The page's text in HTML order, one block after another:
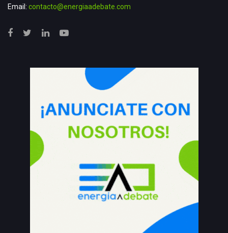
Email: contacto@energiaadebate.com